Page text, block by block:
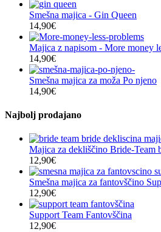
Smešna majica - Gin Queen
14,90€
Majica z napisom - More money
14,90€
Smešna majica za moža Po njeno
14,90€
Najbolj prodajano
Majica za dekliščino Bride-Team
12,90€
Smešna majica za fantovščino
12,90€
Support Team Fantovščina
12,90€